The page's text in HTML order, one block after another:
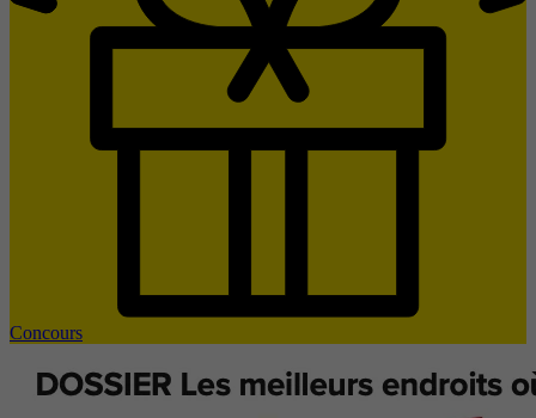
Concours